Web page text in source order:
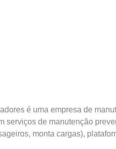
é uma empresa de
serviços de manutenção
monta cargas),